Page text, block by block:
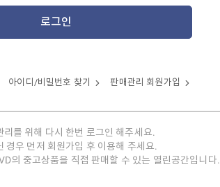
로그인
아이디/비밀번호 찾기 판매관리 회원가입
리를 위해 다시 한번 로그인 해주세요.
경우 먼저 회원가입 후 이용해 주세요.
의 중고상품을 직접 판매할 수 있는 열린공간입니다.